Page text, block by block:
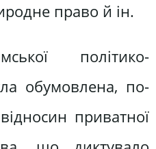
право й ін.
політико-
обумовлена, по-
приватної